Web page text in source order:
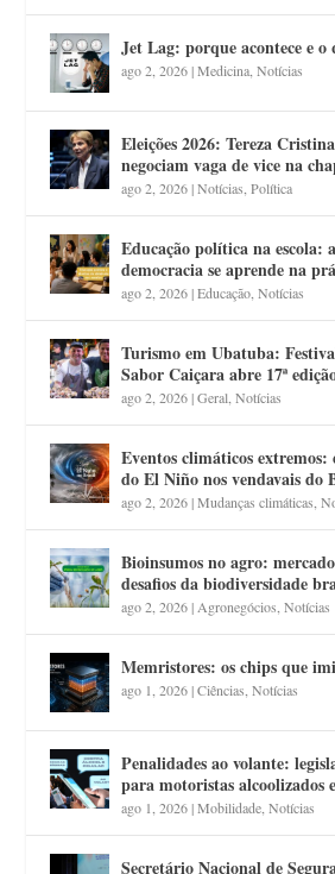
Jet Lag: porque acontece e o
ago 2, 2026|Medicina ,Notícias
Eleições 2026: Tereza
negociam vaga de vice na
ago 2, 2026|Notícias ,Política
Educação política na escola:
democracia se aprende na
ago 2, 2026|Educação ,Notícias
Turismo em Ubatuba:
Sabor Caiçara abre 17ª
ago 2, 2026|Geral ,Notícias
Eventos climáticos
do El Niño nos vendavais do
ago 2, 2026|Mudanças climáticas ,
Bioinsumos no agro:
desafios da biodiversidade
ago 2, 2026| Agronegócios ,Notícias
Memristores: os chips que
ago 1, 2026|Ciências ,Notícias
Penalidades ao volante:
para motoristas alcoolizados
ago 1, 2026|Mobilidade ,Notícias
Secretário Nacional de